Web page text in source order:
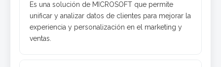
Es una solución de MICROSOFT que permite
unificar y analizar datos de clientes para mejorar la
experiencia y personalización en el marketing y
ventas.